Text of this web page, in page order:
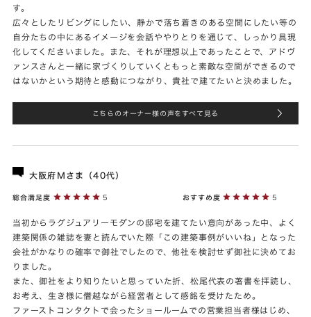
す。
広々としたリビングにしたい、静かで落ち着きのある空間にしたい等の
自分たちの中にあるイメージを会話ややりとりを通じて、しっかり具現
化してくださいました。また、それが理想以上であったことで、アドヴ
ァンスさんと一緒に家づくりしていくともっと素敵な空間ができるので
はないかという期待と感動につながり、貴社で建てたいと決めました。
こちらのオーナー様の声をすべて見る
大阪府Ｍさま（40代）
総合満足度 5 おすすめ度 5
当初からラグジュアリーモダンの邸宅を建てたい意向があった中、よく
建築関係の雑誌を妻と読んでいた際「この建築事例がいいね」となった
会社がかなりの確率で御社でしたので、他社を検討せず御社に決めてお
りました。
また、御社をより知りたいと思っていた折、松尾代表の著書を拝読し、
お考え、生き様に僭越ながら経営者として感銘を受けたため。
ファーストコンタクトで会ったショールームでの営業担当者様はじめ、